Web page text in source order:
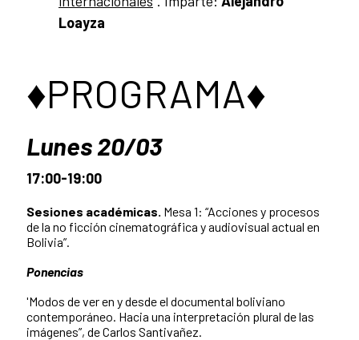
Loayza
♦PROGRAMA♦
Lunes 20/03
17:00-19:00
Sesiones académicas. Mesa 1: “Acciones y procesos
de la no ficción cinematográfica y audiovisual actual en
Bolivia”.
Ponencias
'Modos de ver en y desde el documental boliviano
contemporáneo. Hacia una interpretación plural de las
imágenes”, de Carlos Santivañez.